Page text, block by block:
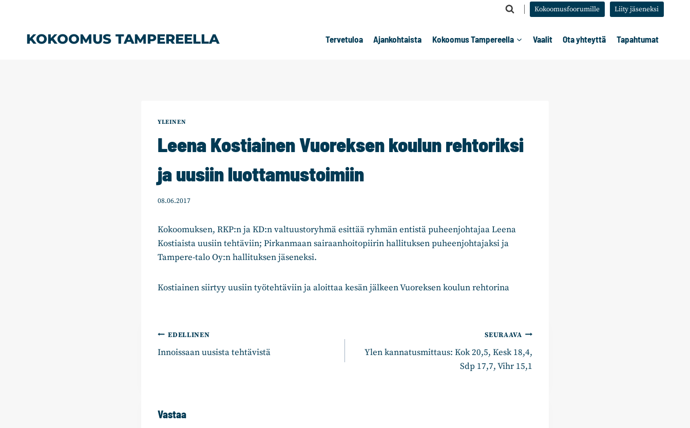
Kokoomusfoorumille Liity jäseneksi
KOKOOMUS TAMPEREELLA Tervetuloa Ajankohtaista Kokoomus Tampereella Vaalit Ota yhteyttä Tapahtumat
YLEINEN
Leena Kostiainen Vuoreksen koulun rehtoriksi
ja uusiin luottamustoimiin
08.06.2017
Kokoomuksen, RKP:n ja KD:n valtuustoryhmä esittää ryhmän entistä puheenjohtajaa Leena
Kostiaista uusiin tehtäviin; Pirkanmaan sairaanhoitopiirin hallituksen puheenjohtajaksi ja
Tampere-talo Oy:n hallituksen jäseneksi.
Kostiainen siirtyy uusiin työtehtäviin ja aloittaa kesän jälkeen Vuoreksen koulun rehtorina
Artikkelien
selaus
EDELLINEN
Innoissaan uusista tehtävistä
SEURAAVA
Ylen kannatusmittaus: Kok 20,5, Kesk 18,4,
Sdp 17,7, Vihr 15,1
Vastaa